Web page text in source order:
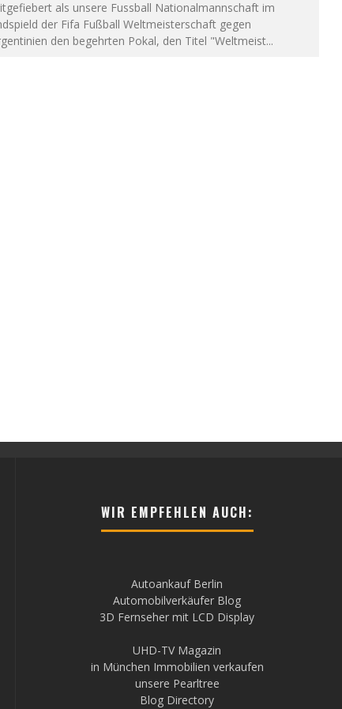
als unsere Fussball Nationalmannschaft im
der Fifa Fußball Weltmeisterschaft gegen
den begehrten Pokal, den Titel "Weltmeist...
WIR EMPFEHLEN AUCH:
Autoankauf Berlin
Automobilverkäufer Blog
3D Fernseher mit LCD Display
UHD-TV Magazin
in München Immobilien verkaufen
unsere Pearltree
Blog Directory